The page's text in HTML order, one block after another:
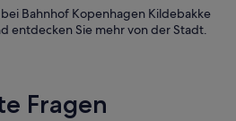
Bahnhof Kopenhagen Kildebakke
entdecken Sie mehr von der Stadt.
Fragen